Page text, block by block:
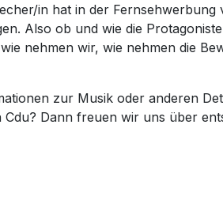
in hat in der Fernsehwerbung
Also ob und wie die
nehmen wir, wie nehmen die
zur Musik oder anderen
Dann freuen wir uns über